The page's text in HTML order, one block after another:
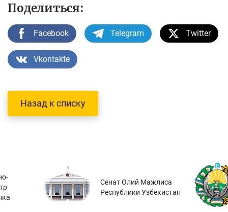
Поделиться:
Facebook Telegram Twitter
Vkontakte
Назад к списку
Сенат Олий Мажлиса
Республики Узбекистан